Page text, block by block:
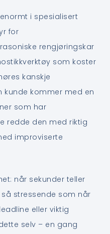
i spesialisert
for
rengjøringskar
som koster
kanskje
kunde kommer med en
som har
redde den med riktig
improviserte
når sekunder teller
stressende som når
eller viktig
selv – en gang